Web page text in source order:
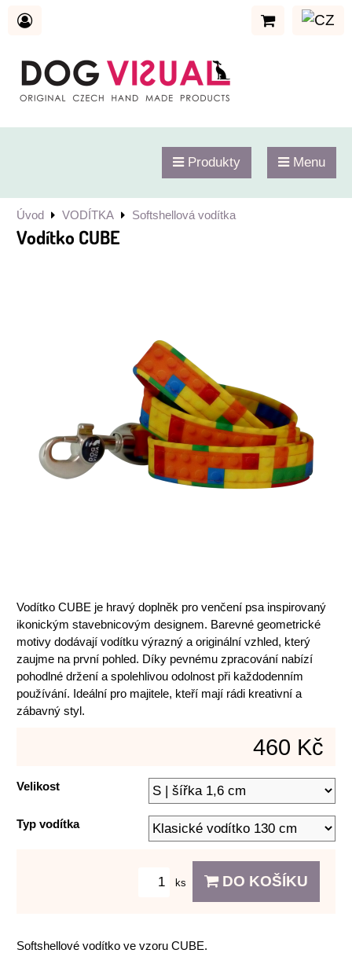
Produkty Menu
Úvod VODÍTKA Softshellová vodítka
Vodítko CUBE
Vodítko CUBE je hravý doplněk pro venčení psa inspirovaný
ikonickým stavebnicovým designem. Barevné geometrické
motivy dodávají vodítku výrazný a originální vzhled, který
zaujme na první pohled. Díky pevnému zpracování nabízí
pohodlné držení a spolehlivou odolnost při každodenním
používání. Ideální pro majitele, kteří mají rádi kreativní a
zábavný styl.
460 Kč
Velikost
Typ vodítka
ks DO KOŠÍKU
Softshellové vodítko ve vzoru CUBE.